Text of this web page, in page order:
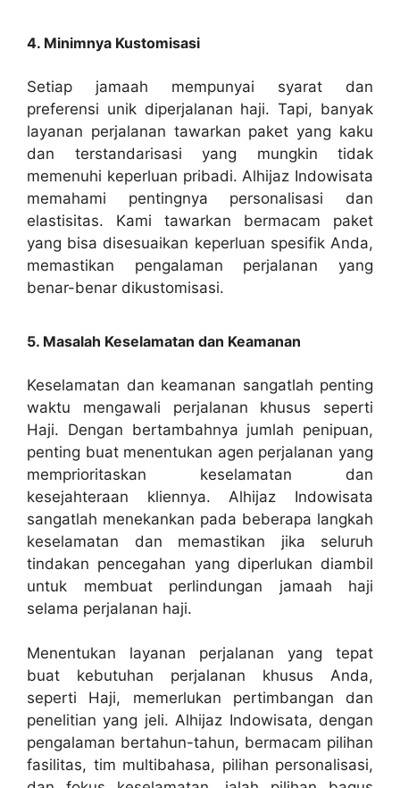
4. Minimnya Kustomisasi
Setiap jamaah mempunyai syarat dan
preferensi unik diperjalanan haji. Tapi, banyak
layanan perjalanan tawarkan paket yang kaku
dan terstandarisasi yang mungkin tidak
memenuhi keperluan pribadi. Alhijaz Indowisata
memahami pentingnya personalisasi dan
elastisitas. Kami tawarkan bermacam paket
yang bisa disesuaikan keperluan spesifik Anda,
memastikan pengalaman perjalanan yang
benar-benar dikustomisasi.
5. Masalah Keselamatan dan Keamanan
Keselamatan dan keamanan sangatlah penting
waktu mengawali perjalanan khusus seperti
Haji. Dengan bertambahnya jumlah penipuan,
penting buat menentukan agen perjalanan yang
memprioritaskan keselamatan dan
kesejahteraan kliennya. Alhijaz Indowisata
sangatlah menekankan pada beberapa langkah
keselamatan dan memastikan jika seluruh
tindakan pencegahan yang diperlukan diambil
untuk membuat perlindungan jamaah haji
selama perjalanan haji.
Menentukan layanan perjalanan yang tepat
buat kebutuhan perjalanan khusus Anda,
seperti Haji, memerlukan pertimbangan dan
penelitian yang jeli. Alhijaz Indowisata, dengan
pengalaman bertahun-tahun, bermacam pilihan
fasilitas, tim multibahasa, pilihan personalisasi,